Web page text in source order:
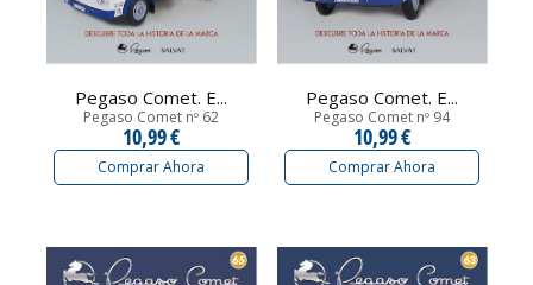
Pegaso Comet. E...
Pegaso Comet nº 62
10,99 €
Comprar Ahora
Pegaso Comet. E...
Pegaso Comet nº 94
10,99 €
Comprar Ahora